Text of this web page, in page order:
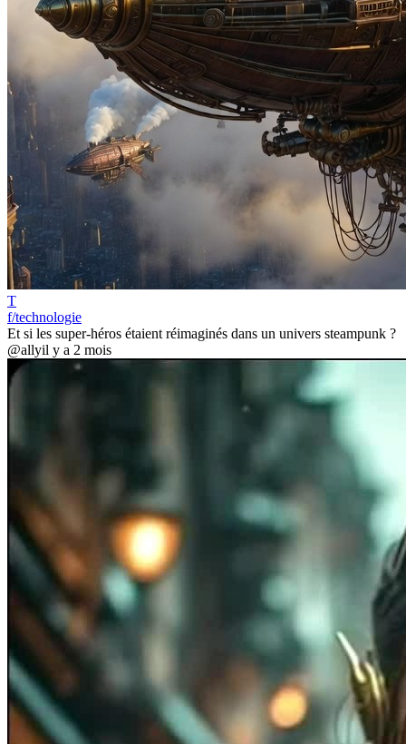
T
f/technologie
Et si les super-héros étaient réimaginés dans un univers steampunk ?
@allyil y a 2 mois